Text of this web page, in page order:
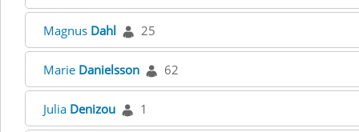
Magnus Dahl 25
Marie Danielsson 62
Julia Denizou 1